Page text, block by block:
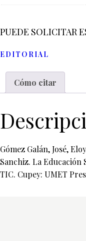
PUEDE SOLICITAR
EDITORIAL
Cómo citar
Gómez Galán, José,
Sanchiz. La Educación
TIC. Cupey: UMET